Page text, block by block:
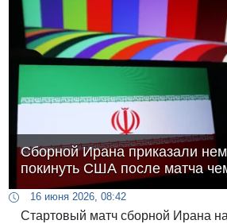
Сборной Ирана приказали
покинуть США после матча
16 июня 2026, 08:42
Стартовый матч сборной Ирана